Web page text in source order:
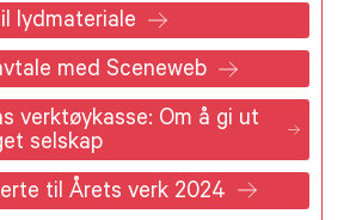
lydmateriale
med Sceneweb
verktøykasse: Om å gi ut
selskap
til Årets verk 2024